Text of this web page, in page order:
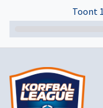
Toont